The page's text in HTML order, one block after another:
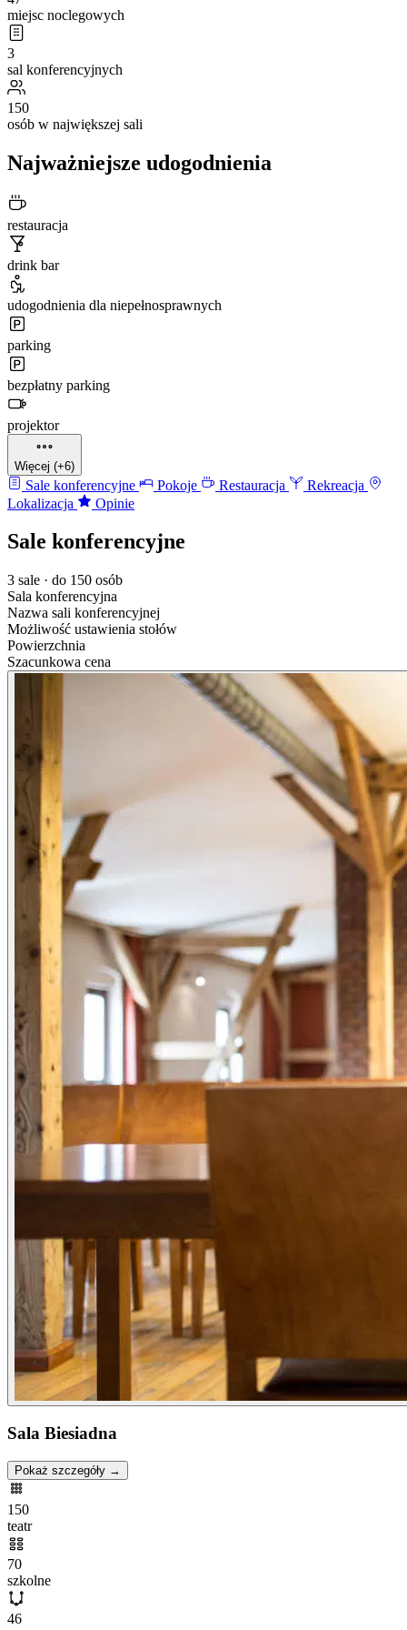
miejsc noclegowych
3
sal konferencyjnych
150
osób w największej sali
Najważniejsze udogodnienia
restauracja
drink bar
udogodnienia dla niepełnosprawnych
parking
bezpłatny parking
projektor
Więcej (+6)
Sale konferencyjne Pokoje Restauracja
Rekreacja
Lokalizacja
Opinie
Sale konferencyjne
3 sale · do 150 osób
Sala konferencyjna
Nazwa sali konferencyjnej
Możliwość ustawienia stołów
Powierzchnia
Szacunkowa cena
Sala Biesiadna
Pokaż szczegóły →
150
teatr
70
szkolne
46